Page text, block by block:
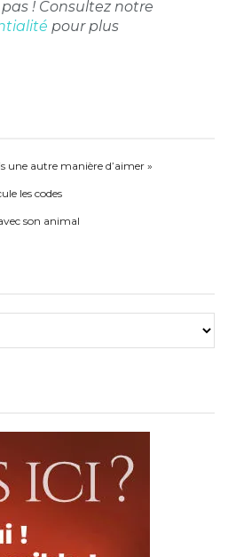
! Consultez notre
pour plus
une autre manière d’aimer »
les codes
son animal